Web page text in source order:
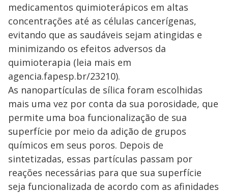
medicamentos quimioterápicos em altas
concentrações até as células cancerígenas,
evitando que as saudáveis sejam atingidas e
minimizando os efeitos adversos da
quimioterapia (leia mais em
agencia.fapesp.br/23210).
As nanopartículas de sílica foram escolhidas
mais uma vez por conta da sua porosidade, que
permite uma boa funcionalização de sua
superfície por meio da adição de grupos
químicos em seus poros. Depois de
sintetizadas, essas partículas passam por
reações necessárias para que sua superfície
seja funcionalizada de acordo com as afinidades